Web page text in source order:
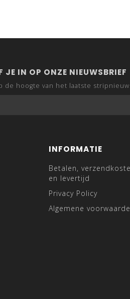
IN OP ONZE NIEUWSBRIEF
de hoogte van het laatste
INFORMATIE
Betalen,
en levertijd
Privacy Policy
Algemene